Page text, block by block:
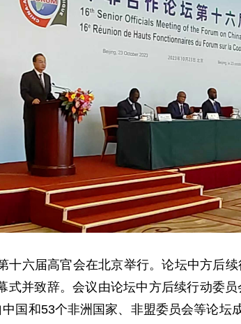
十六届高官会在北京举行。论坛中方后
式并致辞。会议由论坛中方后续行动委
国和53个非洲国家、非盟委员会等论坛